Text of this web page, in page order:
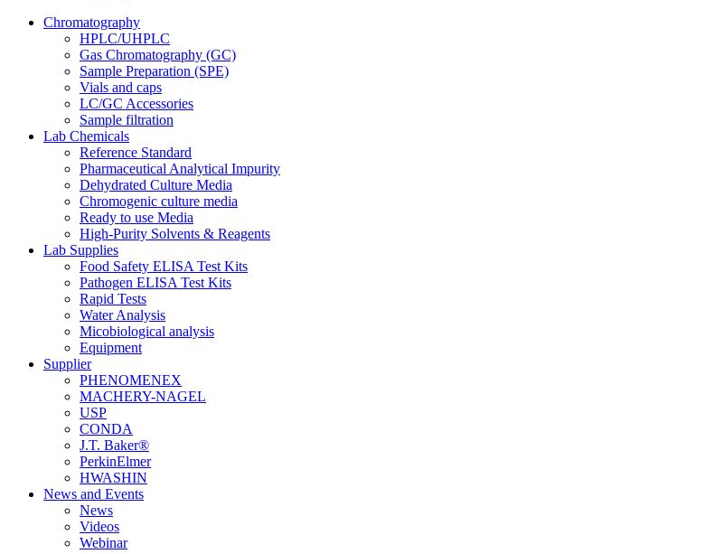
Chromatography
HPLC/UHPLC
Gas Chromatography (GC)
Sample Preparation (SPE)
Vials and caps
LC/GC Accessories
Sample filtration
Lab Chemicals
Reference Standard
Pharmaceutical Analytical Impurity
Dehydrated Culture Media
Chromogenic culture media
Ready to use Media
High-Purity Solvents & Reagents
Lab Supplies
Food Safety ELISA Test Kits
Pathogen ELISA Test Kits
Rapid Tests
Water Analysis
Micobiological analysis
Equipment
Supplier
PHENOMENEX
MACHERY-NAGEL
USP
CONDA
J.T. Baker®
PerkinElmer
HWASHIN
News and Events
News
Videos
Webinar